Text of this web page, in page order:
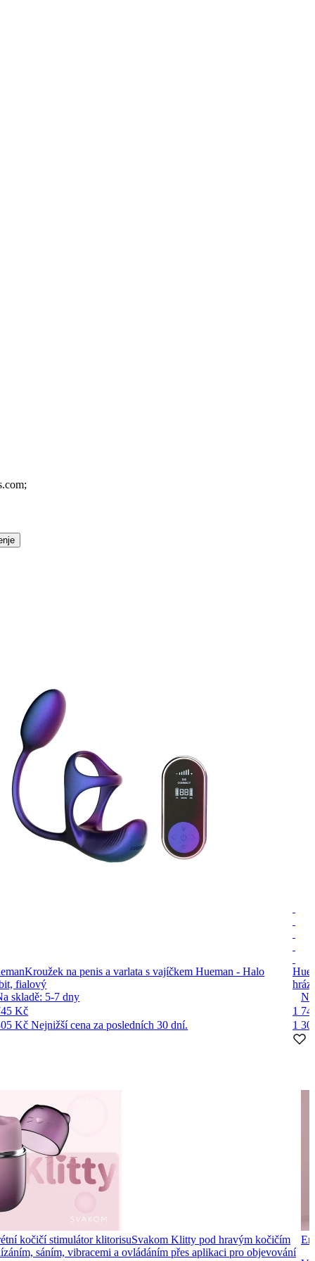
Kroužek na penis a varlata s vajíčkem Hueman - Halo
fialový
skladě: 5-7dny
Kč
KčNejnižší cena za posledních 30 dní.
1
1
kočičí stimulátor klitorisuSvakom Klitty pod hravým kočičím
sáním, vibracemi a ovládáním přes aplikaci pro objevování